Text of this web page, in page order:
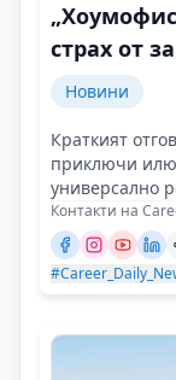
страх от
Новини
Краткият
приключи
универсално
Контакти на